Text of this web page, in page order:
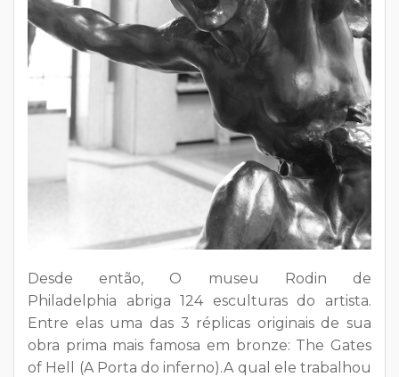
Desde então, O museu Rodin de
Philadelphia abriga 124 esculturas do artista.
Entre elas uma das 3 réplicas originais de sua
obra prima mais famosa em bronze: The Gates
of Hell (A Porta do inferno).A qual ele trabalhou